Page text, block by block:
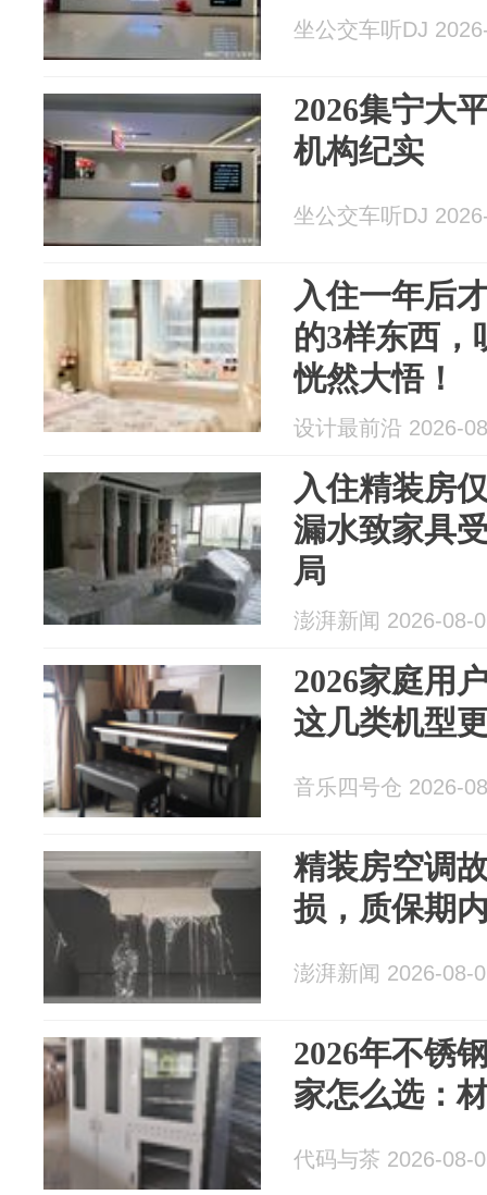
坐公交车听DJ
2026集宁大
机构纪实
坐公交车听DJ
入住一年后
的3样东西，
恍然大悟！
设计最前沿 2026-
入住精装房
漏水致家具
局
澎湃新闻 2026-08-
2026家庭用
这几类机型
音乐四号仓 2026-
精装房空调
损，质保期
澎湃新闻 2026-08-
2026年不锈
家怎么选：
代码与茶 2026-08-